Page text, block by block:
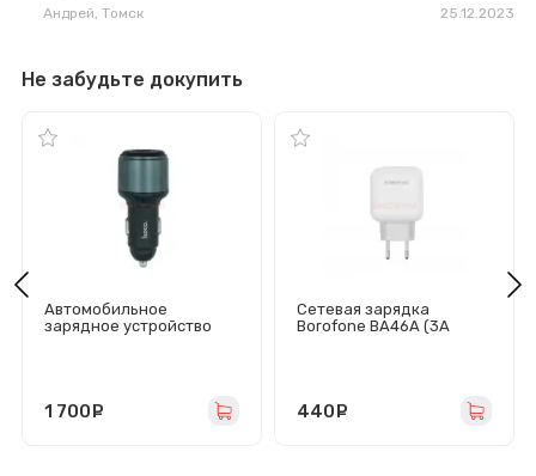
Андрей, Томск 25.12.2023
Не забудьте докупить
Автомобильное
зарядное устройство
1 700
Сетевая зарядка
Borofone BA46A (3А
440